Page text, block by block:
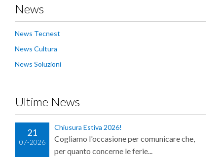
News
News Tecnest
News Cultura
News Soluzioni
Ultime News
21
07-2026
Chiusura Estiva 2026!
Cogliamo l'occasione per comunicare che,
per quanto concerne le ferie...